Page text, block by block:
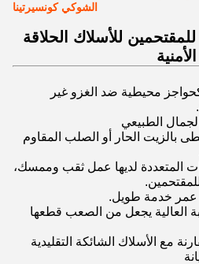
الشوكي كونسيرتينا
60 رادع للمقتحمين للأسلاك الحلاقة
الأمنية
محيطية ضد الغزو غير
الطبيعي
بالزيت الحار أو الصلب المقاوم
المتعددة لديها عمل ثقب وممسك،
عمر خدمة طويل.
العالية يجعل من الصعب قطعها
مع الأسلاك الشائكة التقليدية